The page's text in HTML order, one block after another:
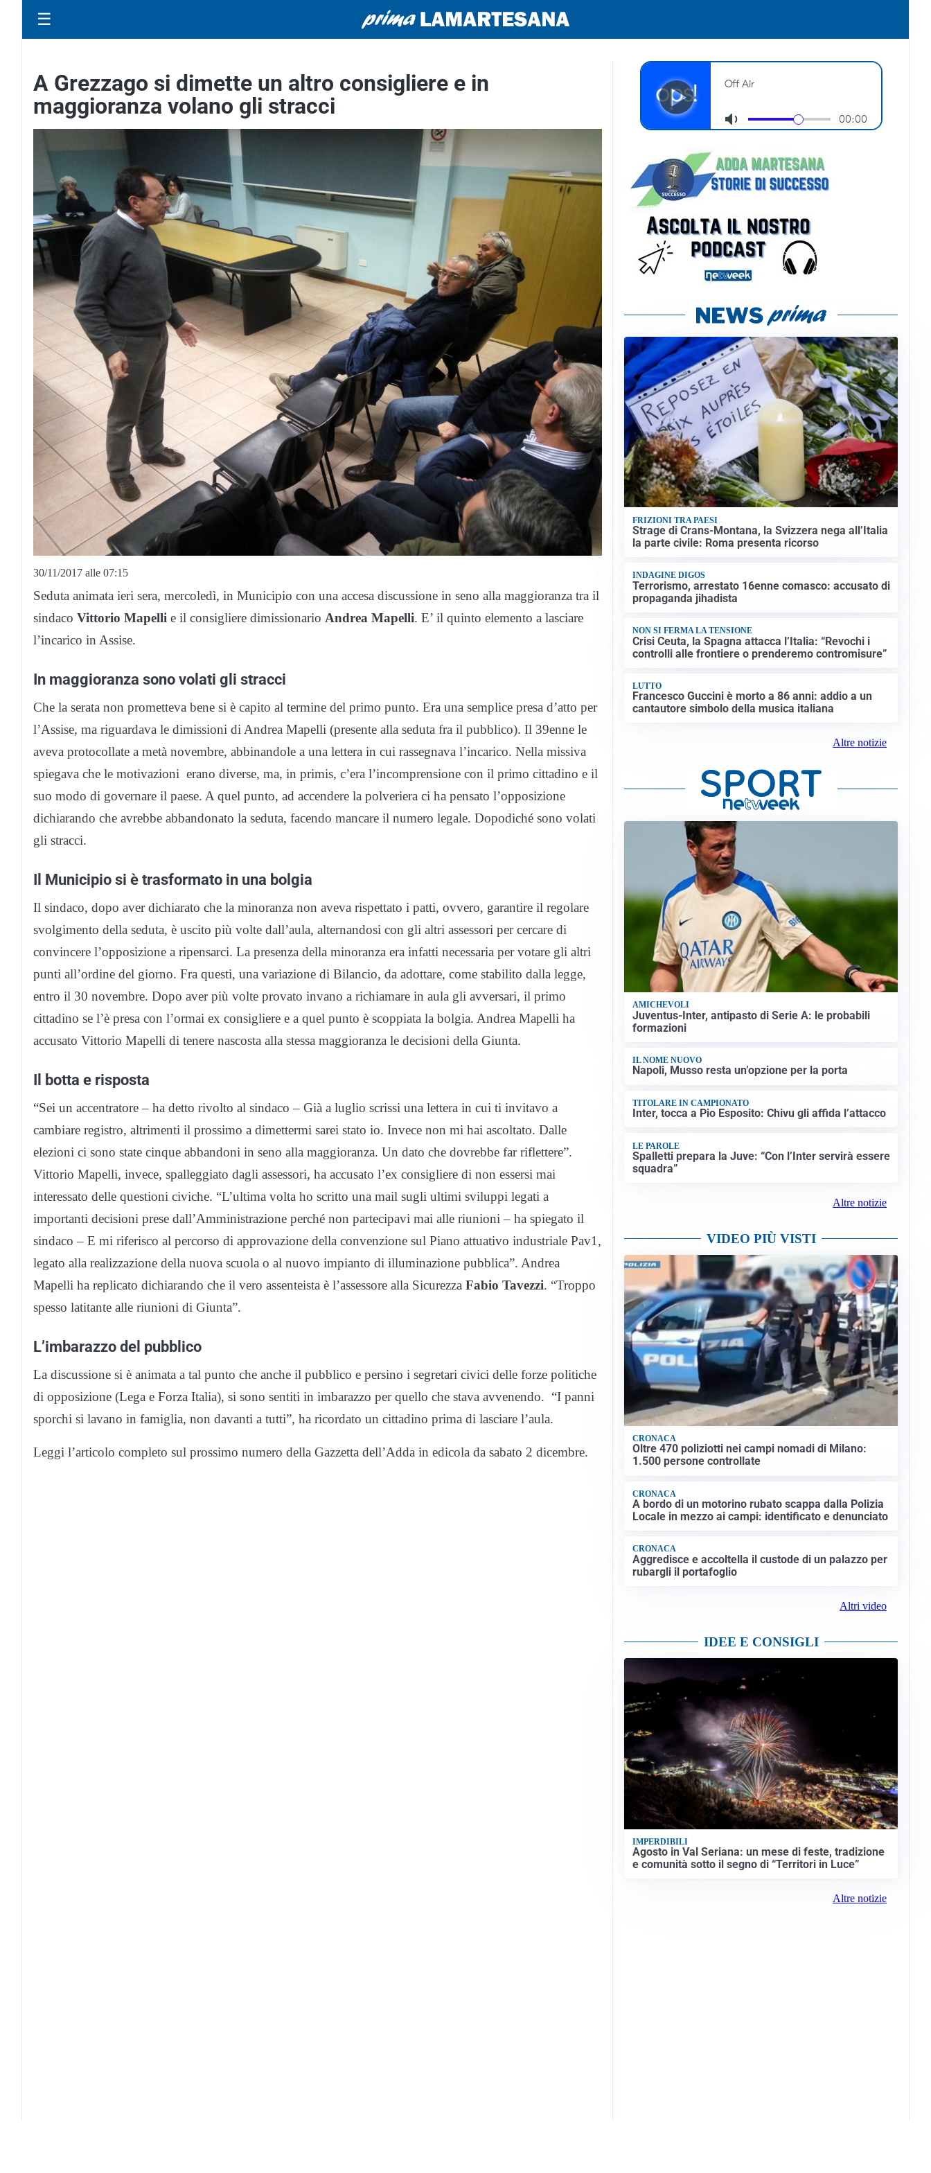
☰
A Grezzago si dimette un altro consigliere e in
maggioranza volano gli stracci
30/11/2017 alle 07:15
Seduta animata ieri sera, mercoledì, in Municipio con una accesa discussione in seno alla maggioranza tra il
sindaco Vittorio Mapelli e il consigliere dimissionario Andrea Mapelli. E’ il quinto elemento a lasciare
l’incarico in Assise.
In maggioranza sono volati gli stracci
Che la serata non prometteva bene si è capito al termine del primo punto. Era una semplice presa d’atto per
l’Assise, ma riguardava le dimissioni di Andrea Mapelli (presente alla seduta fra il pubblico). Il 39enne le
aveva protocollate a metà novembre, abbinandole a una lettera in cui rassegnava l’incarico. Nella missiva
spiegava che le motivazioni erano diverse, ma, in primis, c’era l’incomprensione con il primo cittadino e il
suo modo di governare il paese. A quel punto, ad accendere la polveriera ci ha pensato l’opposizione
dichiarando che avrebbe abbandonato la seduta, facendo mancare il numero legale. Dopodiché sono volati
gli stracci.
Il Municipio si è trasformato in una bolgia
Il sindaco, dopo aver dichiarato che la minoranza non aveva rispettato i patti, ovvero, garantire il regolare
svolgimento della seduta, è uscito più volte dall’aula, alternandosi con gli altri assessori per cercare di
convincere l’opposizione a ripensarci. La presenza della minoranza era infatti necessaria per votare gli altri
punti all’ordine del giorno. Fra questi, una variazione di Bilancio, da adottare, come stabilito dalla legge,
entro il 30 novembre. Dopo aver più volte provato invano a richiamare in aula gli avversari, il primo
cittadino se l’è presa con l’ormai ex consigliere e a quel punto è scoppiata la bolgia. Andrea Mapelli ha
accusato Vittorio Mapelli di tenere nascosta alla stessa maggioranza le decisioni della Giunta.
Il botta e risposta
“Sei un accentratore – ha detto rivolto al sindaco – Già a luglio scrissi una lettera in cui ti invitavo a
cambiare registro, altrimenti il prossimo a dimettermi sarei stato io. Invece non mi hai ascoltato. Dalle
elezioni ci sono state cinque abbandoni in seno alla maggioranza. Un dato che dovrebbe far riflettere”.
Vittorio Mapelli, invece, spalleggiato dagli assessori, ha accusato l’ex consigliere di non essersi mai
interessato delle questioni civiche. “L’ultima volta ho scritto una mail sugli ultimi sviluppi legati a
importanti decisioni prese dall’Amministrazione perché non partecipavi mai alle riunioni – ha spiegato il
sindaco – E mi riferisco al percorso di approvazione della convenzione sul Piano attuativo industriale Pav1,
legato alla realizzazione della nuova scuola o al nuovo impianto di illuminazione pubblica”. Andrea
Mapelli ha replicato dichiarando che il vero assenteista è l’assessore alla Sicurezza Fabio Tavezzi. “Troppo
spesso latitante alle riunioni di Giunta”.
L’imbarazzo del pubblico
La discussione si è animata a tal punto che anche il pubblico e persino i segretari civici delle forze politiche
di opposizione (Lega e Forza Italia), si sono sentiti in imbarazzo per quello che stava avvenendo. “I panni
sporchi si lavano in famiglia, non davanti a tutti”, ha ricordato un cittadino prima di lasciare l’aula.
Leggi l’articolo completo sul prossimo numero della Gazzetta dell’Adda in edicola da sabato 2 dicembre.
FRIZIONI TRA PAESI
Strage di Crans-Montana, la Svizzera nega all’Italia
la parte civile: Roma presenta ricorso
INDAGINE DIGOS
Terrorismo, arrestato 16enne comasco: accusato di
propaganda jihadista
NON SI FERMA LA TENSIONE
Crisi Ceuta, la Spagna attacca l’Italia: “Revochi i
controlli alle frontiere o prenderemo contromisure”
LUTTO
Francesco Guccini è morto a 86 anni: addio a un
cantautore simbolo della musica italiana
Altre notizie
AMICHEVOLI
Juventus-Inter, antipasto di Serie A: le probabili
formazioni
IL NOME NUOVO
Napoli, Musso resta un’opzione per la porta
TITOLARE IN CAMPIONATO
Inter, tocca a Pio Esposito: Chivu gli affida l’attacco
LE PAROLE
Spalletti prepara la Juve: “Con l’Inter servirà essere
squadra”
Altre notizie
VIDEO PIÙ VISTI
CRONACA
Oltre 470 poliziotti nei campi nomadi di Milano:
1.500 persone controllate
CRONACA
A bordo di un motorino rubato scappa dalla Polizia
Locale in mezzo ai campi: identificato e denunciato
CRONACA
Aggredisce e accoltella il custode di un palazzo per
rubargli il portafoglio
Altri video
IDEE E CONSIGLI
IMPERDIBILI
Agosto in Val Seriana: un mese di feste, tradizione
e comunità sotto il segno di “Territori in Luce”
Altre notizie